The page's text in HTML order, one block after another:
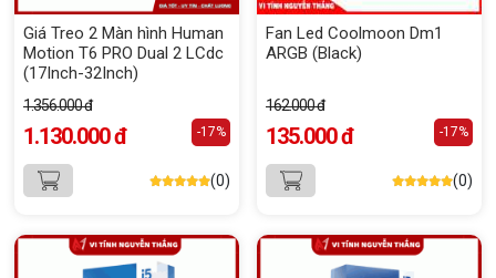
Giá Treo 2 Màn hình Human
Motion T6 PRO Dual 2 LCdc
(17Inch-32Inch)
1.356.000 đ
1.130.000 đ -17%
(0)
Fan Led Coolmoon Dm1
ARGB (Black)
162.000 đ
135.000 đ -17%
(0)